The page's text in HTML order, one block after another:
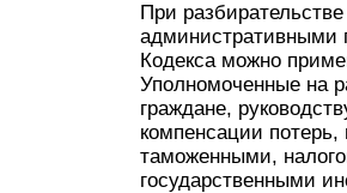
При
административными
Кодекса можно
Уполномоченные на
граждане,
компенсации
таможенными,
государственными